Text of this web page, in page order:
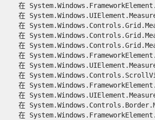
在
在
在
在
在
在
在
在
在
在
在
在